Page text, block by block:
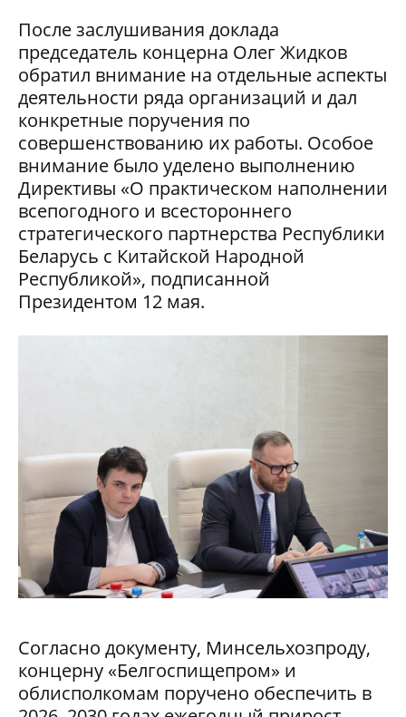
После заслушивания доклада
председатель концерна Олег Жидков
обратил внимание на отдельные аспекты
деятельности ряда организаций и дал
конкретные поручения по
совершенствованию их работы. Особое
внимание было уделено выполнению
Директивы «О практическом наполнении
всепогодного и всестороннего
стратегического партнерства Республики
Беларусь с Китайской Народной
Республикой», подписанной
Президентом 12 мая.
Согласно документу, Минсельхозпроду,
концерну «Белгоспищепром» и
облисполкомам поручено обеспечить в